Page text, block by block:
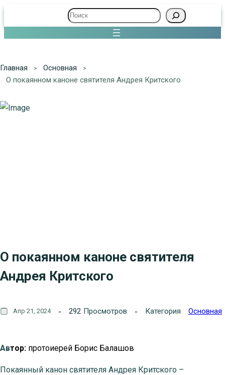
Поиск
Главная
Основная
О покаянном каноне святителя Андрея Критского
О покаянном каноне святителя
Андрея Критского
Апр 21, 2024 292 Просмотров Категория Основная
Автор: протоиерей Борис Балашов
Покаянный канон святителя Андрея Критского –